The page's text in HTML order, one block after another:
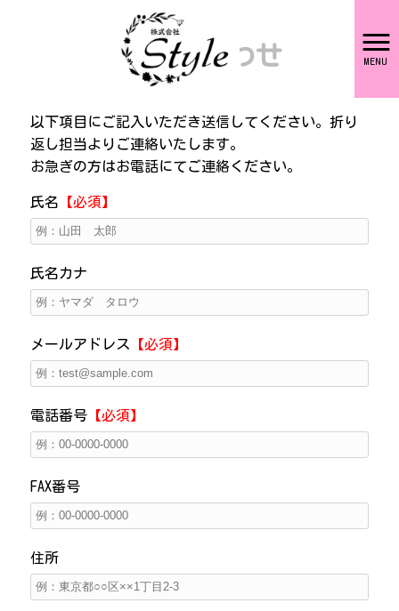
MENU
お問い合わせ
以下項目にご記入いただき送信してください。折り
返し担当よりご連絡いたします。
お急ぎの方はお電話にてご連絡ください。
氏名 【必須】
氏名カナ
メールアドレス 【必須】
電話番号【必須】
FAX番号
住所